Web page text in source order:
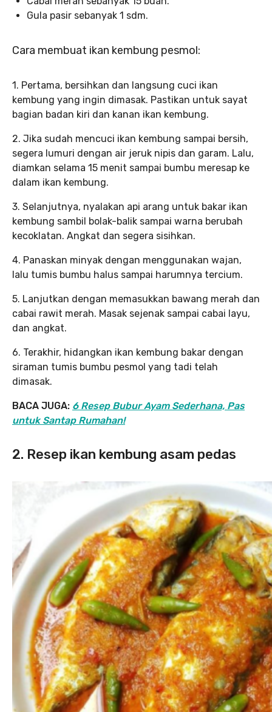
Gula pasir sebanyak 1 sdm.
Cara membuat ikan kembung pesmol:
1. Pertama, bersihkan dan langsung cuci ikan
kembung yang ingin dimasak. Pastikan untuk sayat
bagian badan kiri dan kanan ikan kembung.
2. Jika sudah mencuci ikan kembung sampai bersih,
segera lumuri dengan air jeruk nipis dan garam. Lalu,
diamkan selama 15 menit sampai bumbu meresap ke
dalam ikan kembung.
3. Selanjutnya, nyalakan api arang untuk bakar ikan
kembung sambil bolak-balik sampai warna berubah
kecoklatan. Angkat dan segera sisihkan.
4. Panaskan minyak dengan menggunakan wajan,
lalu tumis bumbu halus sampai harumnya tercium.
5. Lanjutkan dengan memasukkan bawang merah dan
cabai rawit merah. Masak sejenak sampai cabai layu,
dan angkat.
6. Terakhir, hidangkan ikan kembung bakar dengan
siraman tumis bumbu pesmol yang tadi telah
dimasak.
BACA JUGA: 6 Resep Bubur Ayam Sederhana, Pas
untuk Santap Rumahan!
2. Resep ikan kembung asam pedas